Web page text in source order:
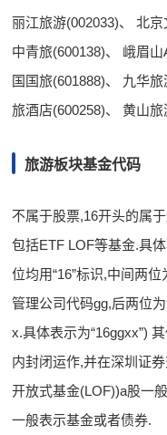
丽江旅游(002033)、 北京
中青旅(600138)、 峨眉
国国旅(601888)、 九华
旅酒店(600258)、 黄山
旅游板块基金代码
不属于股票,16开头的属
包括ETF LOF等基金.具
位均用“16”标识,中间两
管理公司代码gg,后两位
x.具体表示为“16ggxx”)
内封闭运作,并在深圳证
开放式基金(LOF))a股一
一般表示基金或者债券.